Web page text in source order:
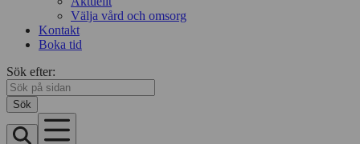
Välja vård och omsorg
Kontakt
Boka tid
Sök efter:
Sök